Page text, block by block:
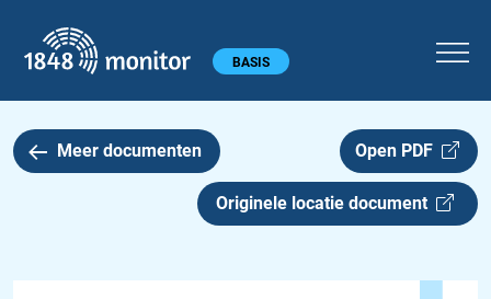
Hoofdmenu BASIS
Meer documenten Open PDF
Originele locatie document